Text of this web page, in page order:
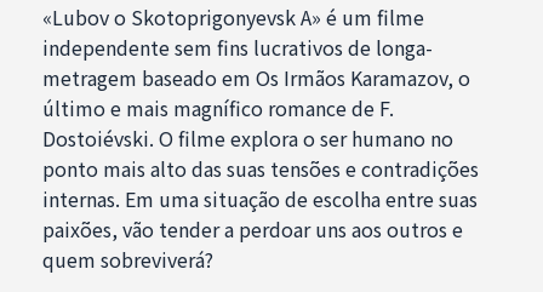
«Lubov o Skotoprigonyevsk A» é um filme
independente sem fins lucrativos de longa-
metragem baseado em Os Irmãos Karamazov, o
último e mais magnífico romance de F.
Dostoiévski. O filme explora o ser humano no
ponto mais alto das suas tensões e contradições
internas. Em uma situação de escolha entre suas
paixões, vão tender a perdoar uns aos outros e
quem sobreviverá?